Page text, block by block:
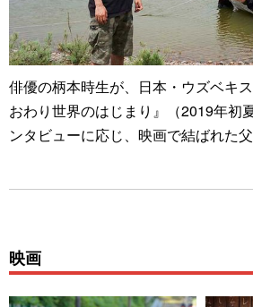
俳優の柄本時生が、日本・ウズベキ
おわり世界のはじまり』（2019年初
ンタビューに応じ、映画で結ばれた
映画